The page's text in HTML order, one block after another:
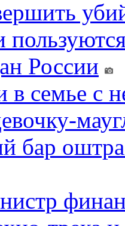
России
семье с
бар